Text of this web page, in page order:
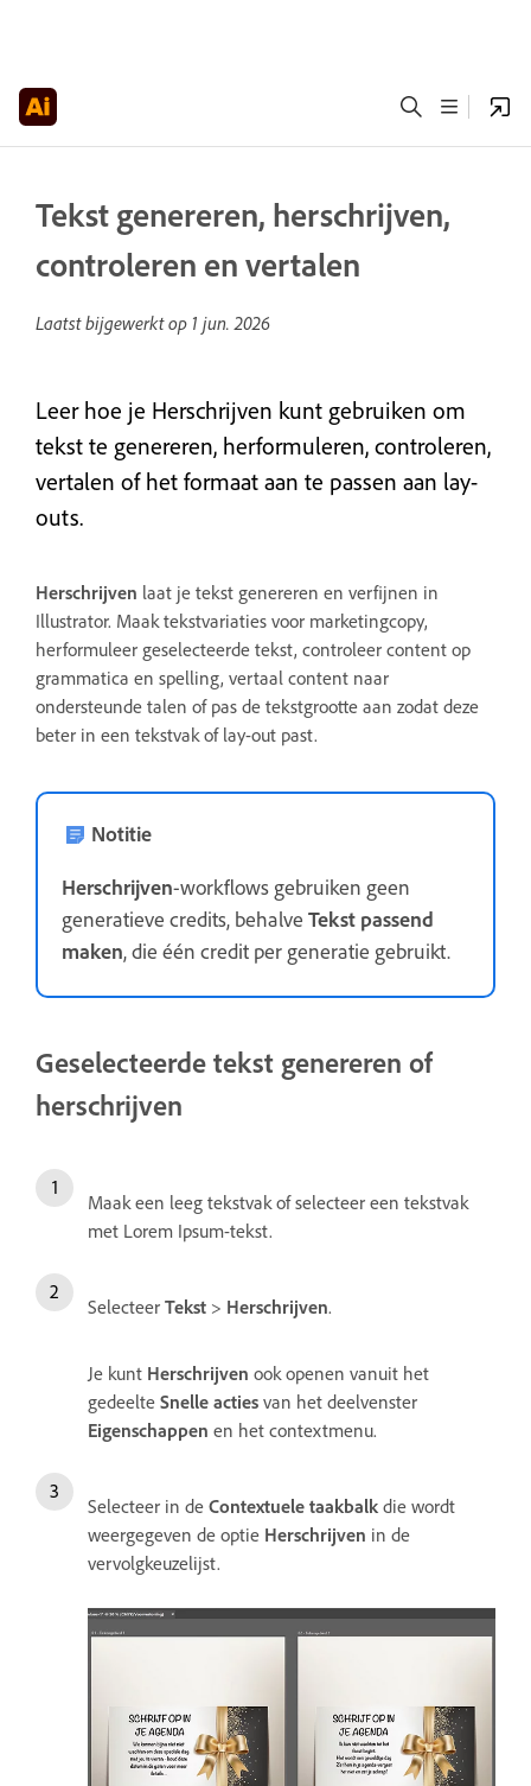
Tekst genereren, herschrijven,
controleren en vertalen
Laatst bijgewerkt op 1 jun. 2026
Leer hoe je Herschrijven kunt gebruiken om
tekst te genereren, herformuleren, controleren,
vertalen of het formaat aan te passen aan lay-
outs.
Herschrijven laat je tekst genereren en verfijnen in
Illustrator. Maak tekstvariaties voor marketingcopy,
herformuleer geselecteerde tekst, controleer content op
grammatica en spelling, vertaal content naar
ondersteunde talen of pas de tekstgrootte aan zodat deze
beter in een tekstvak of lay-out past.
Notitie
Herschrijven-workflows gebruiken geen
generatieve credits, behalve Tekst passend
maken, die één credit per generatie gebruikt.
Geselecteerde tekst genereren of
herschrijven
Maak een leeg tekstvak of selecteer een tekstvak
met Lorem Ipsum-tekst.
Selecteer Tekst > Herschrijven.
Je kunt Herschrijven ook openen vanuit het
gedeelte Snelle acties van het deelvenster
Eigenschappen en het contextmenu.
Selecteer in de Contextuele taakbalk die wordt
weergegeven de optie Herschrijven in de
vervolgkeuzelijst.